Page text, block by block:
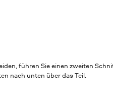
führen Sie einen zweiten
nach unten über das Teil.